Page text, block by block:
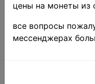
цены на монеты из
все вопросы
мессенджерах